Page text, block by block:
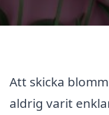
Att skicka
aldrig varit